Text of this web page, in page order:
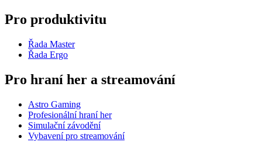
Pro produktivitu
Řada Master
Řada Ergo
Pro hraní her a streamování
Astro Gaming
Profesionální hraní her
Simulační závodění
Vybavení pro streamování